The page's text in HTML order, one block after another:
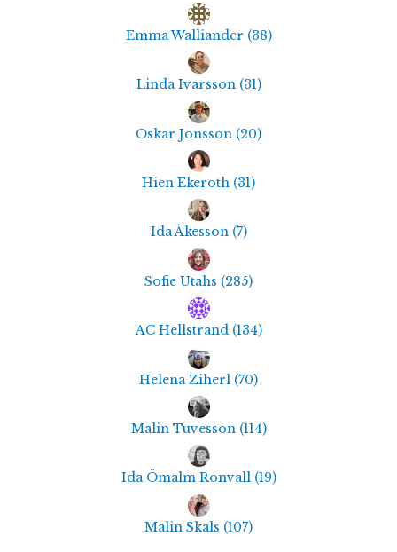
Emma Walliander (38)
Linda Ivarsson (31)
Oskar Jonsson (20)
Hien Ekeroth (31)
Ida Åkesson (7)
Sofie Utahs (285)
AC Hellstrand (134)
Helena Ziherl (70)
Malin Tuvesson (114)
Ida Ömalm Ronvall (19)
Malin Skals (107)